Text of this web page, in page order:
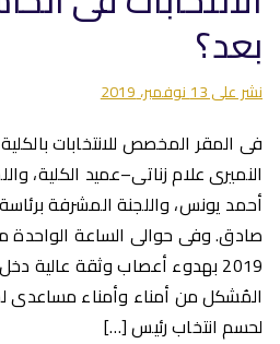
بعد؟
نشر على13 نوفمبر، 2019
فى المقر المخصص للانتخابات
النميرى علام زناتى–عميد الكلية،
أحمد يونس، واللجنة المشرفة
2019 بهدوء أعصاب وثقة عالية
المُشكل من أمناء وأمناء مساعدى
لحسم انتخاب رئيس […]